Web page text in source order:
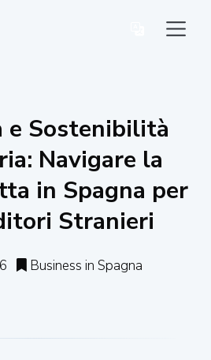
e Sostenibilità
Navigare la
in Spagna per
Stranieri
Business in Spagna